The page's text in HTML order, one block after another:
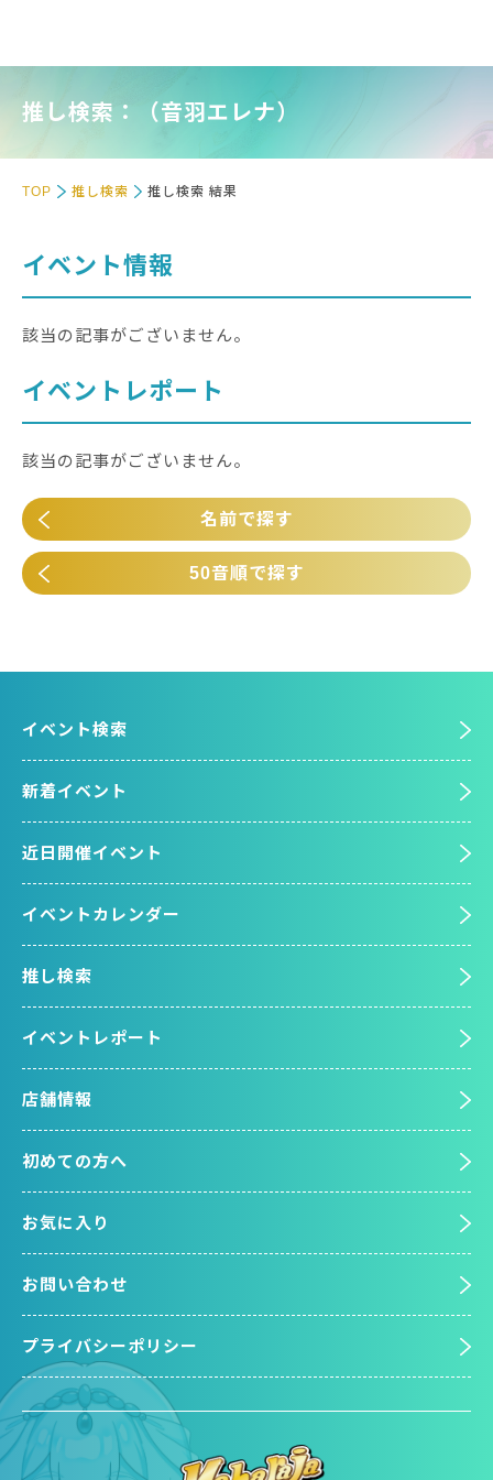
推し検索：（音羽エレナ）
TOP 推し検索 推し検索 結果
イベント情報
該当の記事がございません。
イベントレポート
該当の記事がございません。
名前で探す
50音順で探す
イベント検索
新着イベント
近日開催イベント
イベントカレンダー
推し検索
イベントレポート
店舗情報
初めての方へ
お気に入り
お問い合わせ
プライバシーポリシー